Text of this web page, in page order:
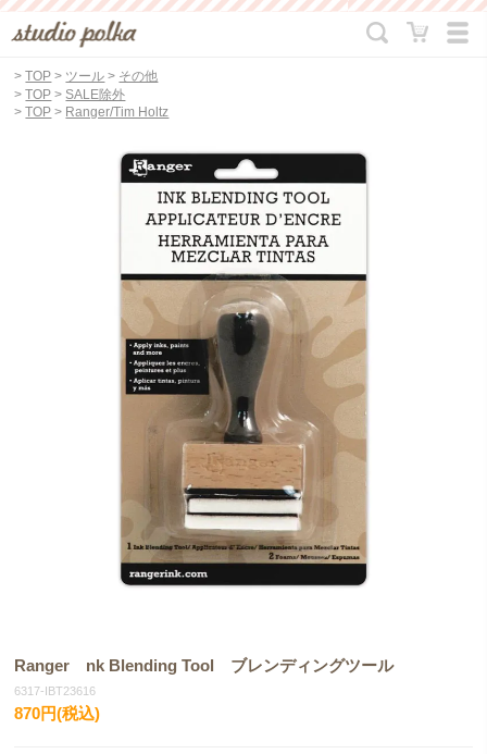
>TOP > ツール > その他
>TOP > SALE除外
>TOP > Ranger/Tim Holtz
Ranger nk Blending Tool ブレンディングツール
6317-IBT23616
870円(税込)